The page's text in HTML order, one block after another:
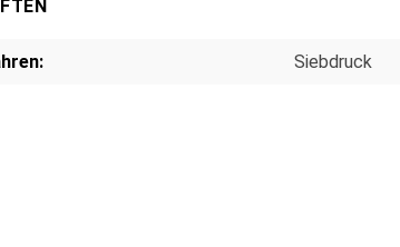
Siebdruck